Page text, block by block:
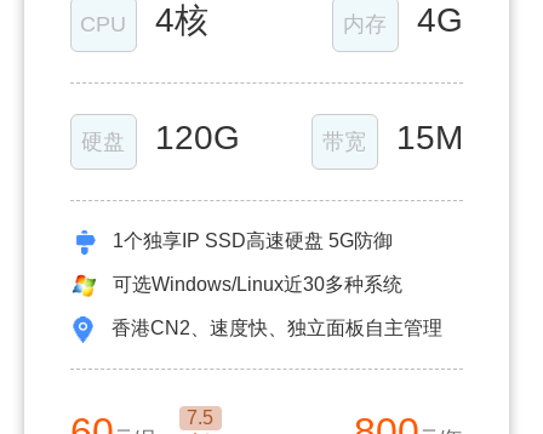
CPU 4核 内存 4G
硬盘 120G 带宽 15M
1个独享IP SSD高速硬盘 5G防御
可选Windows/Linux近30多种系统
香港CN2、速度快、独立面板自主管理
7.5